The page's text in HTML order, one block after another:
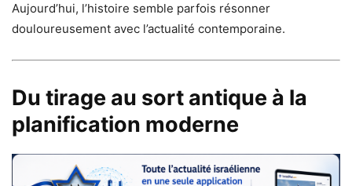
Aujourd’hui, l’histoire semble parfois résonner
douloureusement avec l’actualité contemporaine.
Du tirage au sort antique à la
planification moderne